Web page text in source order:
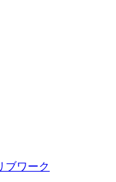
ブワーク